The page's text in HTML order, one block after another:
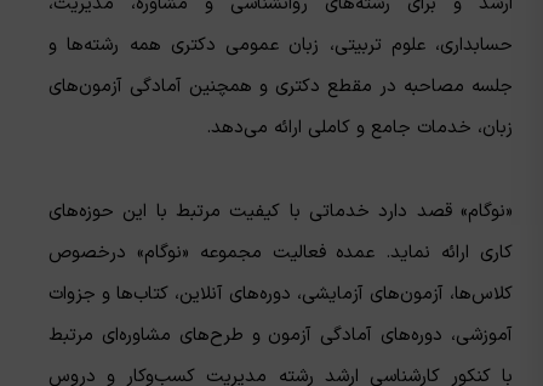
حسابداری، علوم تربیتی، زبان عمومی دکتری همه رشته‌ها و
جلسه مصاحبه در مقطع دکتری و همچنین آمادگی آزمون‌های
زبان، خدمات جامع و کاملی ارائه می‌دهد.
«نوگام» قصد دارد خدماتی با کیفیت مرتبط با این حوزه‌های
کاری ارائه نماید. عمده فعالیت مجموعه «نوگام» درخصوص
کلاس‌ها، آزمون‌های آزمایشی، دوره‌های آنلاین، کتاب‌ها و جزوات
آموزشی، دوره‌های آمادگی آزمون و طرح‌های مشاوره‌ای مرتبط
با کنکور کارشناسی ارشد رشته مدیریت کسب‌وکار و دروس